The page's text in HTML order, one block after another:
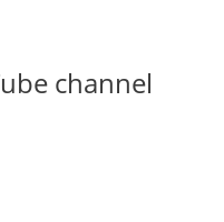
channel